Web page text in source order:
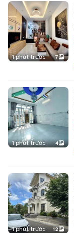
1 phút trước 7
1 phút trước 4
1 phút trước 12